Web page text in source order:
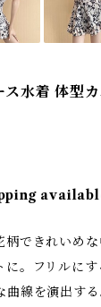
ス水着 体型
柄できれいめ
に。フリルに
曲線を演出す